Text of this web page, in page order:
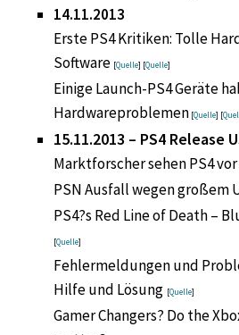
14.11.2013
Erste PS4 Kritiken: Tolle
Software [Quelle] [Quelle]
Einige Launch-PS4 Geräte
Hardwareproblemen [Quelle] [
15.11.2013 – PS4 Release
Marktforscher sehen PS4
PSN Ausfall wegen großem
PS4?s Red Line of Death –
[Quelle]
Fehlermeldungen und
Hilfe und Lösung [Quelle]
Gamer Changers? Do the